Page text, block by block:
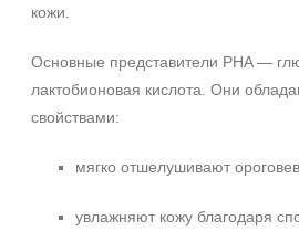
кожи.
Основные представители PHA —
лактобионовая кислота. Они
свойствами:
мягко отшелушивают
увлажняют кожу благодаря